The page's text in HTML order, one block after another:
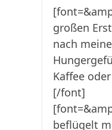
großen
nach
Kaffee
[/font]
beflügelt